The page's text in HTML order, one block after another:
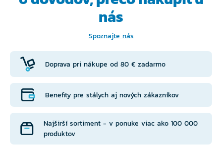
nás
Spoznajte nás
Doprava pri nákupe od 80 € zadarmo
Benefity pre stálych aj nových zákazníkov
Najširší sortiment - v ponuke viac ako 100 000
produktov